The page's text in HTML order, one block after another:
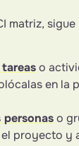
matriz,
o
en la
personaso
proyecto y